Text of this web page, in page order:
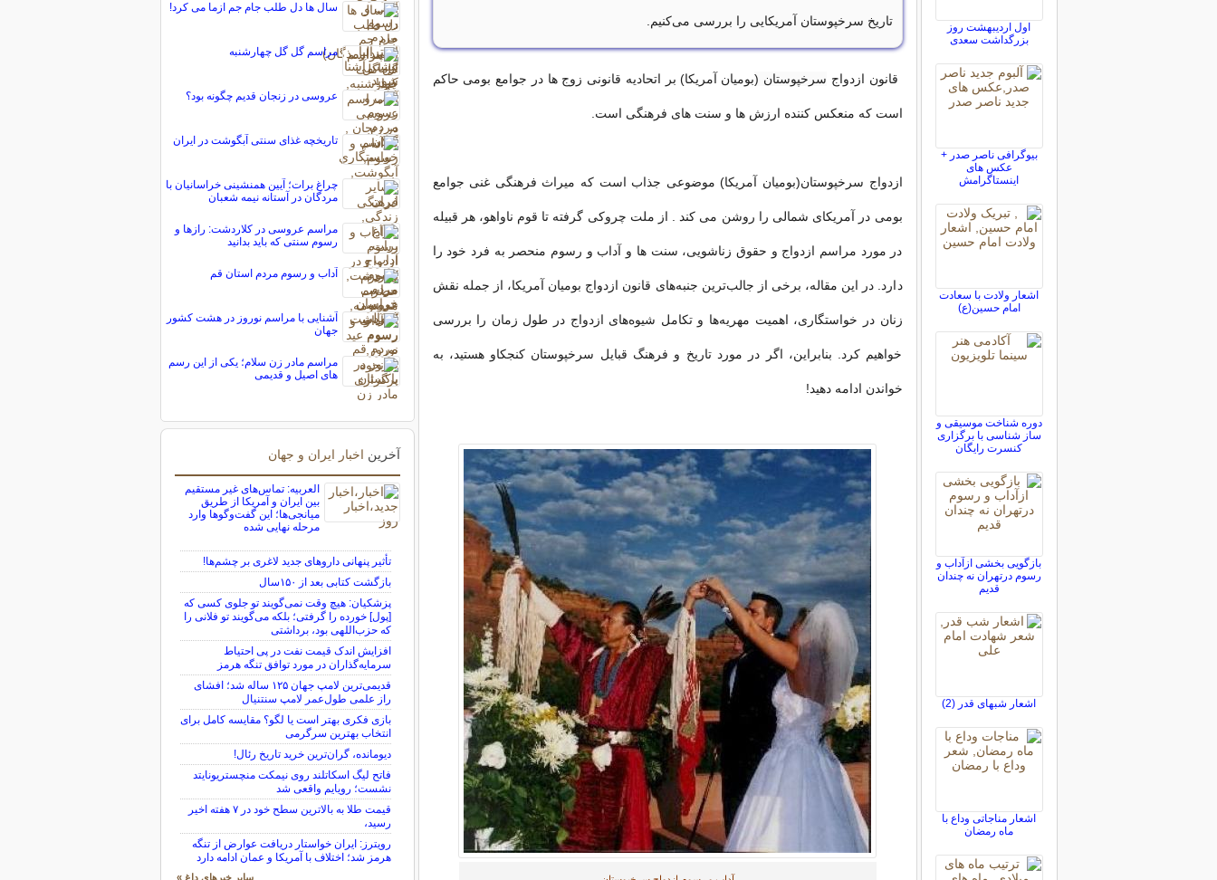
تاریخ سرخپوستان آمریکایی را بررسی می‌کنیم.
قانون ازدواج سرخپوستان (بومیان آمریکا) بر اتحادیه قانونی زوج ها در جوامع بومی حاکم
است که منعکس کننده ارزش ها و سنت های فرهنگی است.
ازدواج سرخپوستان(بومیان آمریکا) موضوعی جذاب است که میراث فرهنگی غنی جوامع
بومی در آمریکای شمالی را روشن می کند . از ملت چروکی گرفته تا قوم ناواهو، هر قبیله
در مورد مراسم ازدواج و حقوق زناشویی، سنت ها و آداب و رسوم منحصر به فرد خود را
دارد. در این مقاله، برخی از جالب‌ترین جنبه‌های قانون ازدواج بومیان آمریکا، از جمله نقش
زنان در خواستگاری، اهمیت مهریه‌ها و تکامل شیوه‌های ازدواج در طول زمان را بررسی
خواهیم کرد. بنابراین، اگر در مورد تاریخ و فرهنگ قبایل سرخپوستان کنجکاو هستید، به
خواندن ادامه دهید!
اول اردیبهشت روز
بزرگداشت سعدی
بيوگرافی ناصر صدر +
عکس های
اینستاگرامش
اشعار ولادت با سعادت
امام حسین(ع)
دوره شناخت موسیقی و
ساز شناسی با برگزاری
کنسرت رایگان
بازگویی بخشی ازآداب و
رسوم درتهران نه چندان
قدیم
اشعار شبهای قدر (2)
اشعار مناجاتی وداع با
ماه رمضان
سال ها دل طلب جام جم ازما می کرد!
مراسم گل گل چهارشنبه
عروسی در زنجان قدیم چگونه بود؟
تاریخچه غذای سنتی آبگوشت در ایران
چراغ برات؛ آیین همنشینی خراسانیان با
مردگان در آستانه نیمه شعبان
مراسم عروسی در کلاردشت: رازها و
رسوم سنتی که باید بدانید
آداب و رسوم مردم استان قم
آشنایی با مراسم نوروز در هشت کشور
جهان
مراسم مادر زن سلام؛ یکی از این رسم
های اصیل و قدیمی
آخرین اخبار ایران و جهان
العربیه: تماس‌های غیر مستقیم
بین ایران و آمریکا از طریق
میانجی‌ها؛ این گفت‌و‌گو‌ها وارد
مرحله نهایی شده
تأثیر پنهانی داروهای جدید لاغری بر چشم‌ها!
بازگشت کتابی بعد از ۱۵۰سال
پزشکیان: هیچ وقت نمی‌گویند تو جلوی کسی که
[پول] خورده را گرفتی؛ بلکه می‌گویند تو فلانی را
که حزب‌اللهی بود، برداشتی
افزایش اندک قیمت نفت در پی احتیاط
سرمایه‌گذاران در مورد توافق تنگه هرمز
قدیمی‌ترین لامپ جهان ۱۲۵ ساله شد؛ افشای
راز علمی طول‌عمر لامپ سنتنیال
بازی فکری بهتر است یا لگو؟ مقایسه کامل برای
انتخاب بهترین سرگرمی
دیومانده، گران‌ترین خرید تاریخ رئال!
فاتح لیگ اسکاتلند روی نیمکت منچستریونایتد
نشست؛ رویایم واقعی شد
قیمت طلا به بالاترین سطح خود در ۷ هفته اخیر
رسید،
رویترز: ایران خواستار دریافت عوارض از تنگه
هرمز شد؛ اختلاف با آمریکا و عمان ادامه دارد
سایر خبرهای داغ »